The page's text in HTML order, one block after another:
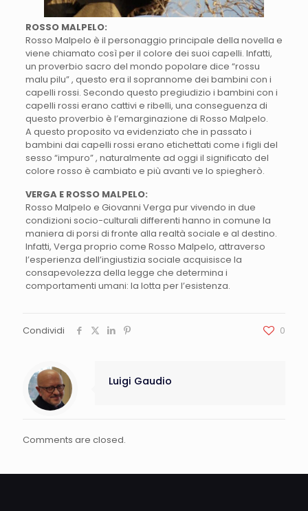
ROSSO MALPELO:
Rosso Malpelo è il personaggio principale della novella e
viene chiamato così per il colore dei suoi capelli. Infatti,
un proverbio sacro del mondo popolare dice “rossu
malu pilu” , questo era il soprannome dei bambini con i
capelli rossi. Secondo questo pregiudizio i bambini con i
capelli rossi erano cattivi e ribelli, una conseguenza di
questo proverbio è l’emarginazione di Rosso Malpelo.
A questo proposito va evidenziato che in passato i
bambini dai capelli rossi erano etichettati come i figli del
sesso “impuro” , naturalmente ad oggi il significato del
colore rosso è cambiato e più avanti ve lo spiegherò.
VERGA E ROSSO MALPELO:
Rosso Malpelo e Giovanni Verga pur vivendo in due
condizioni socio-culturali differenti hanno in comune la
maniera di porsi di fronte alla realtà sociale e al destino.
Infatti, Verga proprio come Rosso Malpelo, attraverso
l’esperienza dell’ingiustizia sociale acquisisce la
consapevolezza della legge che determina i
comportamenti umani: la lotta per l’esistenza.
Condividi 0
Luigi Gaudio
Comments are closed.